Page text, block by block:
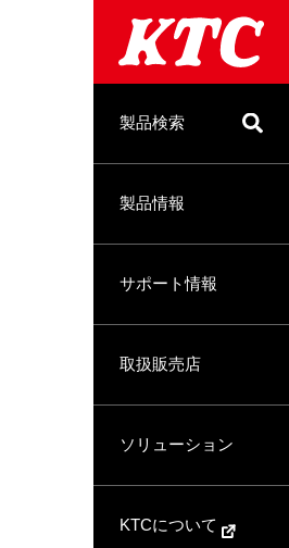
製品検索
製品情報
サポート情報
取扱販売店
ソリューション
KTCについて